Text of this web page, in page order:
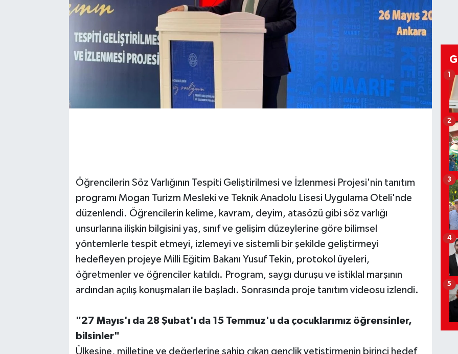
Öğrencilerin Söz Varlığının Tespiti Geliştirilmesi ve İzlenmesi Projesi'nin tanıtım
programı Mogan Turizm Mesleki ve Teknik Anadolu Lisesi Uygulama Oteli'nde
düzenlendi. Öğrencilerin kelime, kavram, deyim, atasözü gibi söz varlığı
unsurlarına ilişkin bilgisini yaş, sınıf ve gelişim düzeylerine göre bilimsel
yöntemlerle tespit etmeyi, izlemeyi ve sistemli bir şekilde geliştirmeyi
hedefleyen projeye Milli Eğitim Bakanı Yusuf Tekin, protokol üyeleri,
öğretmenler ve öğrenciler katıldı. Program, saygı duruşu ve istiklal marşının
ardından açılış konuşmaları ile başladı. Sonrasında proje tanıtım videosu izlendi.
"27 Mayıs'ı da 28 Şubat'ı da 15 Temmuz'u da çocuklarımız öğrensinler,
bilsinler"
Ülkesine, milletine ve değerlerine sahip çıkan gençlik yetiştirmenin birinci hedef
1
2
3
4
5